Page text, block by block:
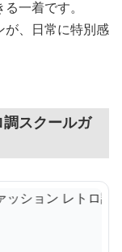
一着です。
が、日常に特別感
スクールガ